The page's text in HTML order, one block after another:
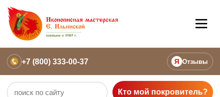
+7 (800) 333-00-37 Я Отзывы
Кто мой покровитель?